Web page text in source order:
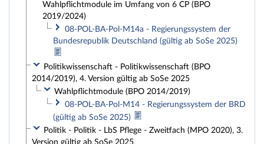
Wahlpflichtmodule im Umfang von 6 CP (BPO
2019/2024)
08-POL-BA-Pol-M14a - Regierungssystem der
Bundesrepublik Deutschland (gültig ab SoSe 2025)
Politikwissenschaft - Politikwissenschaft (BPO
2014/2019), 4. Version gültig ab SoSe 2025
Wahlpflichtmodule (BPO 2014/2019)
08-POL-BA-Pol-M14 - Regierungssystem der BRD
(gültig ab SoSe 2025)
Politik - Politik - LbS Pflege - Zweitfach (MPO 2020), 3.
Version gültig ab SoSe 2025